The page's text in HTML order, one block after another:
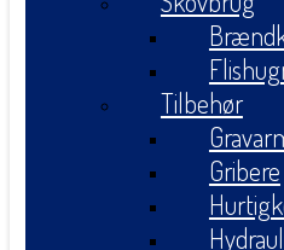
Tilbehør
Gribere